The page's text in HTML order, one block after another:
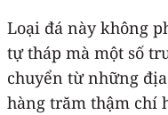
Loại đá này không
tự tháp mà một số
chuyển từ những
hàng trăm thậm chí